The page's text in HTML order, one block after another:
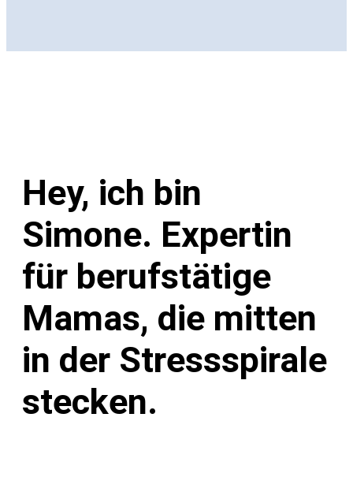
Hey, ich bin
Simone. Expertin
für berufstätige
Mamas, die mitten
in der Stressspirale
stecken.